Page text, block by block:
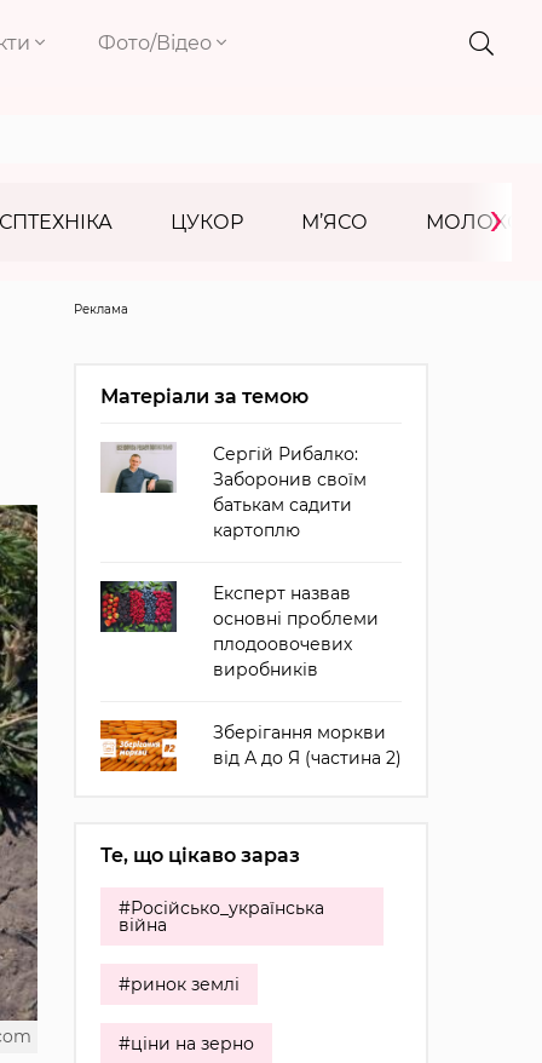
Фото/Відео
ЦУКОР М’ЯСО МОЛОКО
›
Реклама
Матеріали за темою
Сергій Рибалко:
Заборонив своїм
батькам садити
картоплю
Експерт назвав
основні проблеми
плодоовочевих
виробників
Зберігання моркви
від А до Я (частина 2)
Те, що цікаво зараз
#Російсько_українська
війна
#ринок землі
#ціни на зерно